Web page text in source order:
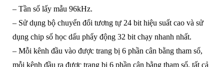
– Tần số lấy mẫu 96kHz.
– Sử dụng bộ chuyển đổi tương tự 24 bit hiệu suất cao và sử
dụng chip số học dấu phẩy động 32 bit chạy nhanh nhất.
– Mỗi kênh đầu vào được trang bị 6 phần cân bằng tham số,
mỗi kênh đầu ra được trang bị 6 phần cân bằng tham số, tất cả